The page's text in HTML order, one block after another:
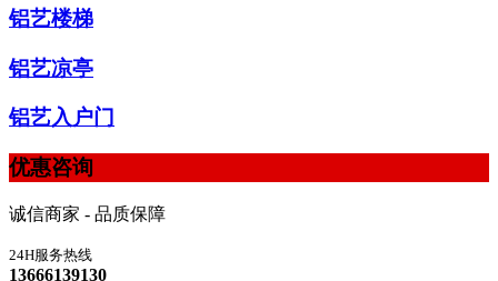
铝艺楼梯
铝艺凉亭
铝艺入户门
优惠咨询
诚信商家 - 品质保障
24H服务热线
13666139130